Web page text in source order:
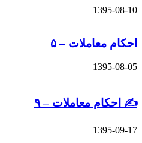
– ۵
معاملات – ۹